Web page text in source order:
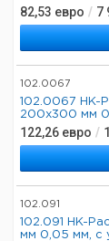
82,53 евро / 7
102.0067
102.0067 HK-
200x300 мм
122,26 евро /
102.091
102.091 HK-
мм 0,05 мм, с